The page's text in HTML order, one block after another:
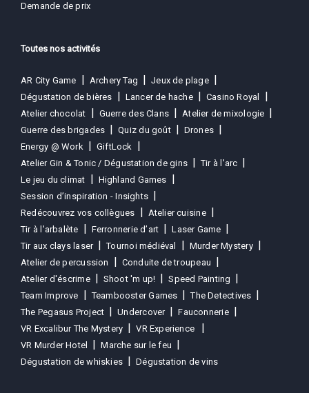
Demande de prix
Toutes nos activités
AR City Game Archery Tag
Jeux de plage
Dégustation de bières
Lancer de hache
Casino Royal
Atelier chocolat
Guerre des Clans
Atelier de mixologie
Guerre des brigades
Quiz du goût
Drones
Energy @ Work
GiftLock
Atelier Gin & Tonic / Dégustation de gins
Tir à l'arc
Le jeu du climat
Highland Games
Session d’inspiration - Insights
Redécouvrez vos collègues
Atelier cuisine
Tir à l'arbalète
Ferronnerie d’art
Laser Game
Tir aux clays laser
Tournoi médiéval
Murder Mystery
Atelier de percussion
Conduite de troupeau
Atelier d'éscrime
Shoot 'm up!
Speed Painting
Team Improve
Teambooster Games
The Detectives
The Pegasus Project
Undercover
Fauconnerie
VR Excalibur The Mystery
VR Experience
VR Murder Hotel
Marche sur le feu
Dégustation de whiskies
Dégustation de vins